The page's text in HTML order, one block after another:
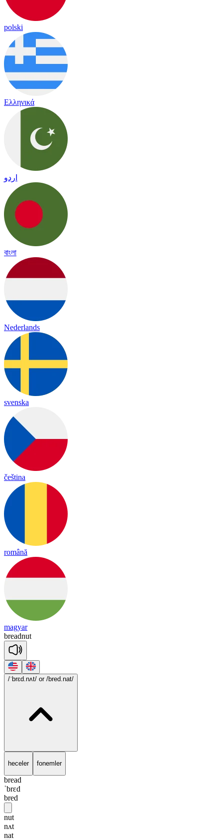
polski
Ελληνικά
اردو
বাংলা
Nederlands
svenska
čeština
română
magyar
breadnut
/ˈbrɛd.nʌt/ or /bred.nat/
heceler fonemler
bread
ˈbrɛd
bred
nut
nʌt
nat